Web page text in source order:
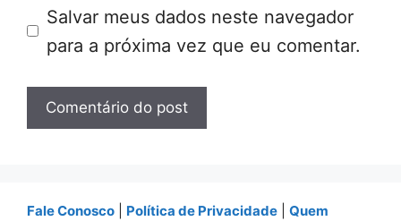
Salvar meus dados neste navegador
para a próxima vez que eu comentar.
Fale Conosco Política de Privacidade Quem